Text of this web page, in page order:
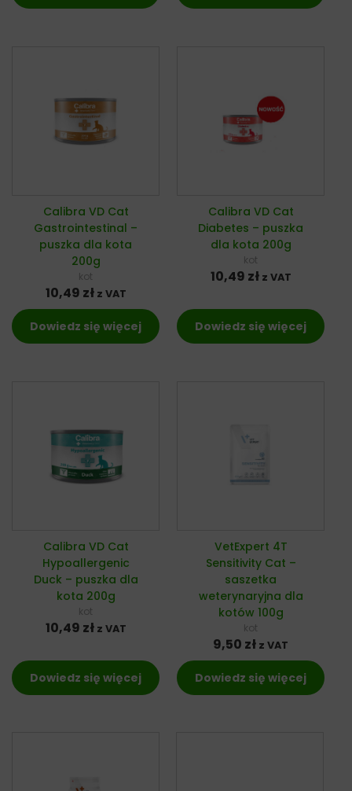
Calibra VD Cat
Gastrointestinal –
puszka dla kota
200g
kot
10,49 zł z VAT
Dowiedz się więcej
Calibra VD Cat
Diabetes – puszka
dla kota 200g
kot
10,49 zł z VAT
Dowiedz się więcej
Calibra VD Cat
Hypoallergenic
Duck – puszka dla
kota 200g
kot
10,49 zł z VAT
Dowiedz się więcej
VetExpert 4T
Sensitivity Cat –
saszetka
weterynaryjna dla
kotów 100g
kot
9,50 zł z VAT
Dowiedz się więcej